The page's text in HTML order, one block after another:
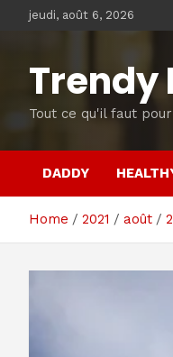
jeudi, août 6, 2026
Trendy
Tout ce qu'il faut
DADDY
Home 2021 août